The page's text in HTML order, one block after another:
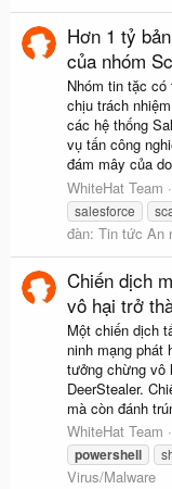
Hơn 1 tỷ
của nhóm
Nhóm tin tặc
chịu trách
các hệ thống
vụ tấn công
đám mây của
WhiteHat Team
salesforce
đàn: Tin tức An
Chiến dịch
vô hại trở
Một chiến dịch
ninh mạng phát
tưởng chừng vô
DeerStealer.
mà còn đánh
WhiteHat Team
powershell
Virus/Malware